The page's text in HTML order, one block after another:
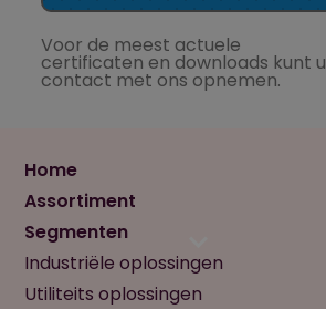
Voor de meest actuele
certificaten en downloads kunt u
contact met ons opnemen.
Home
Assortiment
Segmenten
Industriële oplossingen
Utiliteits oplossingen